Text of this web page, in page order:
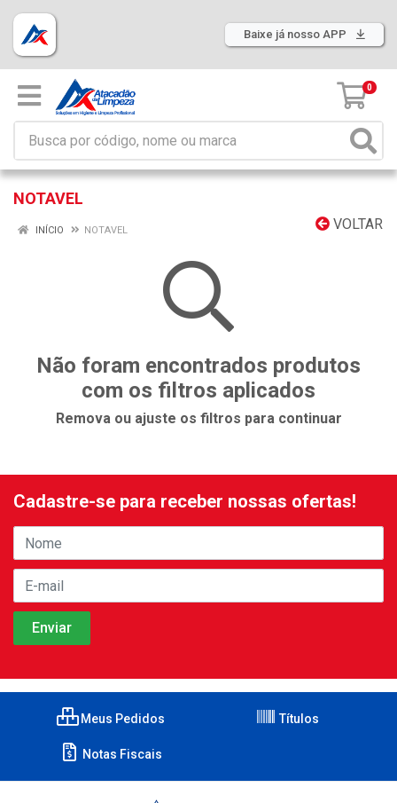
Baixe já nosso APP
0
NOTAVEL
VOLTAR
INÍCIO NOTAVEL
Não foram encontrados produtos
com os filtros aplicados
Remova ou ajuste os filtros para continuar
Cadastre-se para receber nossas ofertas!
Meus Pedidos Títulos
Notas Fiscais